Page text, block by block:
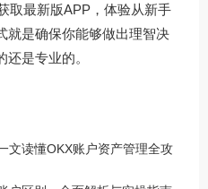
取最新版APP，体验从新手
就是确保你能够做出理智决
是专业的。
文读懂OKX账户资产管理全攻